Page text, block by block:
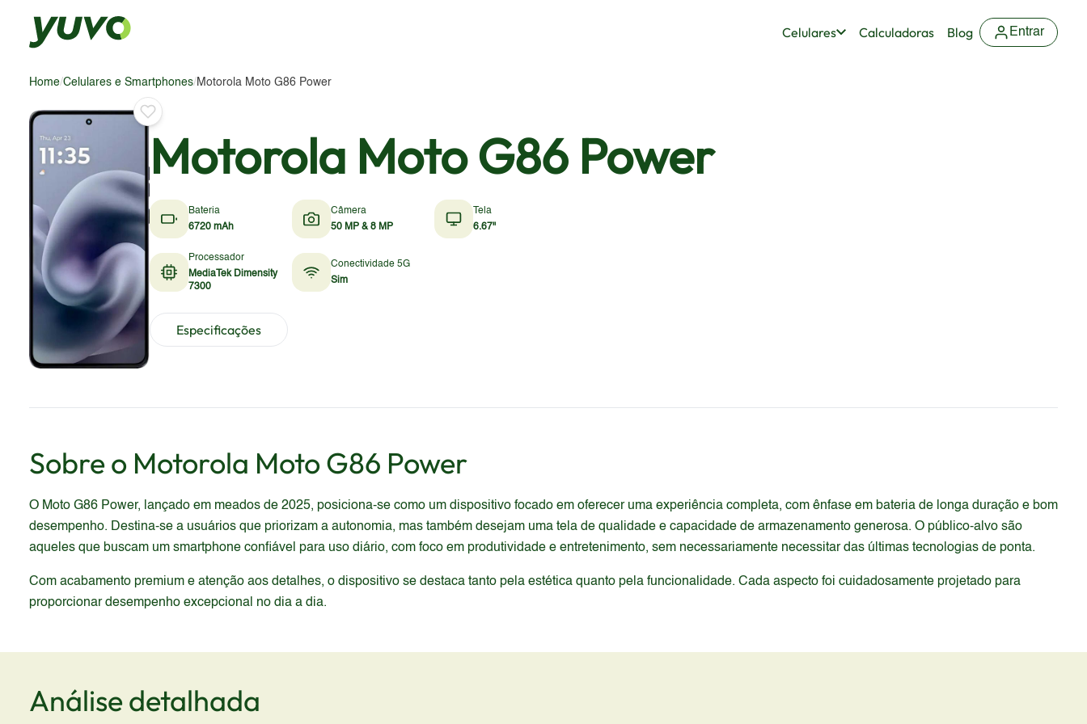
Celulares Calculadoras Blog Entrar
Home/Celulares e Smartphones/ Motorola Moto G86 Power
Motorola Moto G86 Power
Bateria
6720 mAh
Câmera
50 MP & 8 MP
Tela
6.67"
Processador
MediaTek Dimensity
7300
Conectividade 5G
Sim
Especificações
Sobre o Motorola Moto G86 Power
O Moto G86 Power, lançado em meados de 2025, posiciona-se como um dispositivo focado em oferecer uma experiência completa, com ênfase em bateria de longa duração e bom
desempenho. Destina-se a usuários que priorizam a autonomia, mas também desejam uma tela de qualidade e capacidade de armazenamento generosa. O público-alvo são
aqueles que buscam um smartphone confiável para uso diário, com foco em produtividade e entretenimento, sem necessariamente necessitar das últimas tecnologias de ponta.
Com acabamento premium e atenção aos detalhes, o dispositivo se destaca tanto pela estética quanto pela funcionalidade. Cada aspecto foi cuidadosamente projetado para
proporcionar desempenho excepcional no dia a dia.
Análise detalhada